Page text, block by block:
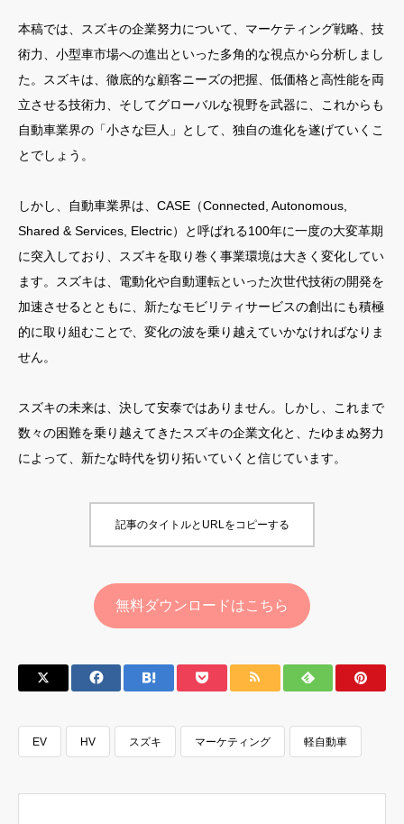
本稿では、スズキの企業努力について、マーケティング戦略、技
術力、小型車市場への進出といった多角的な視点から分析しまし
た。スズキは、徹底的な顧客ニーズの把握、低価格と高性能を両
立させる技術力、そしてグローバルな視野を武器に、これからも
自動車業界の「小さな巨人」として、独自の進化を遂げていくこ
とでしょう。
しかし、自動車業界は、CASE（Connected, Autonomous,
Shared & Services, Electric）と呼ばれる100年に一度の大変革期
に突入しており、スズキを取り巻く事業環境は大きく変化してい
ます。スズキは、電動化や自動運転といった次世代技術の開発を
加速させるとともに、新たなモビリティサービスの創出にも積極
的に取り組むことで、変化の波を乗り越えていかなければなりま
せん。
スズキの未来は、決して安泰ではありません。しかし、これまで
数々の困難を乗り越えてきたスズキの企業文化と、たゆまぬ努力
によって、新たな時代を切り拓いていくと信じています。
記事のタイトルとURLをコピーする
無料ダウンロードはこちら
EV HV スズキ マーケティング 軽自動車